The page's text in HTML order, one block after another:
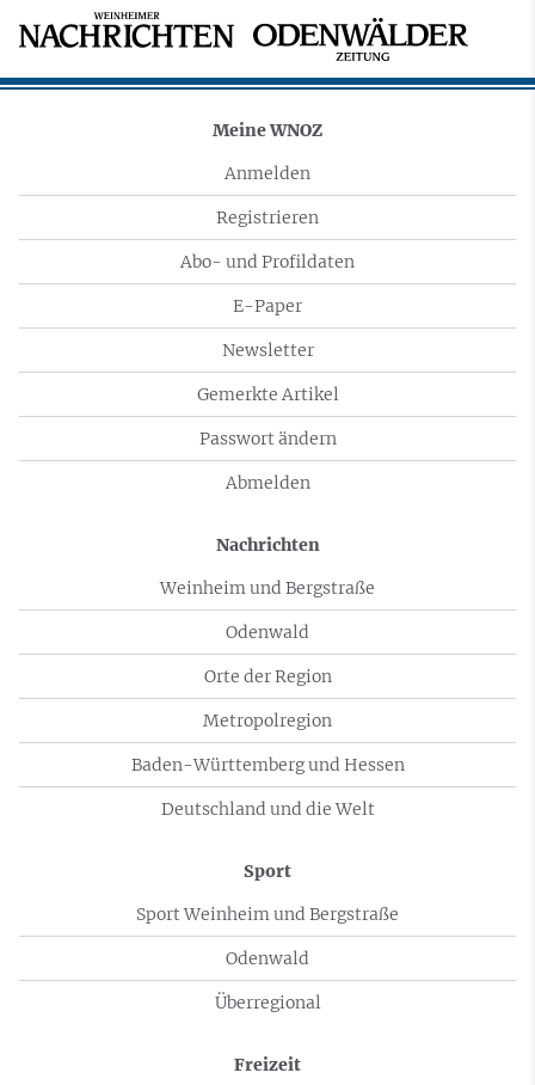
Meine WNOZ
Anmelden
Registrieren
Abo- und Profildaten
E-Paper
Newsletter
Gemerkte Artikel
Passwort ändern
Abmelden
Nachrichten
Weinheim und Bergstraße
Odenwald
Orte der Region
Metropolregion
Baden-Württemberg und Hessen
Deutschland und die Welt
Sport
Sport Weinheim und Bergstraße
Odenwald
Überregional
Freizeit